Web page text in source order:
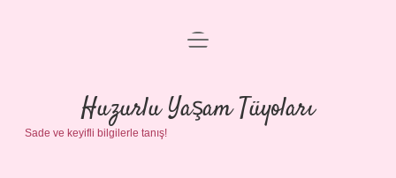
Anasayfa
Gizlilik Politikası
Yasal Uyarı
menüyü
Huzurlu Yaşam Tüyoları
Sade ve keyifli bilgilerle tanış!